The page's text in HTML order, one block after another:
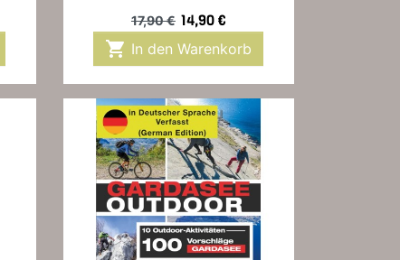
Verkaufspreis
17,90 € Preis
14,90 €
 In den Warenkorb